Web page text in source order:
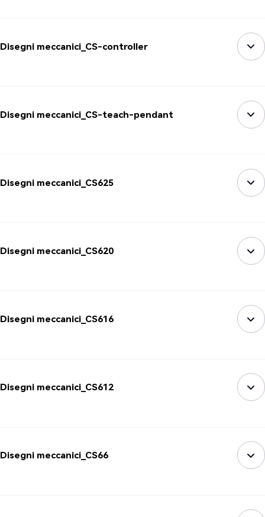
Disegni meccanici_CS-controller
Disegni meccanici_CS-teach-pendant
Disegni meccanici_CS625
Disegni meccanici_CS620
Disegni meccanici_CS616
Disegni meccanici_CS612
Disegni meccanici_CS66